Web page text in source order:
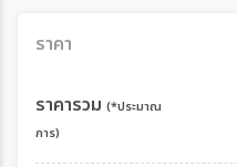
ราคา
ราคารวม (*ประมาณ
การ)